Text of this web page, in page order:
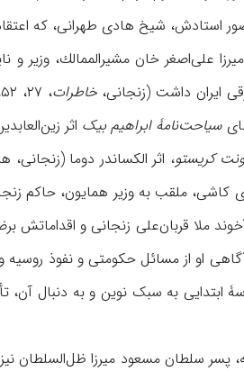
استادش، شیخ هادی طهرانی، که
علی‌اصغر خان مشیرالممالك، وزیر و
ایران داشت (زنجانی،خاطرات
سیاحت‌نامۀ ابراهیم بیک اثر
کریستو
ملا قربان‌علی زنجانی و اقداماتش
او از مسائل حکومتی و نفوذ روسیه
ابتدایی به سبک نوین و به دنبال آن،
پسر سلطان مسعود میرزا ظل‌السلطان نیز